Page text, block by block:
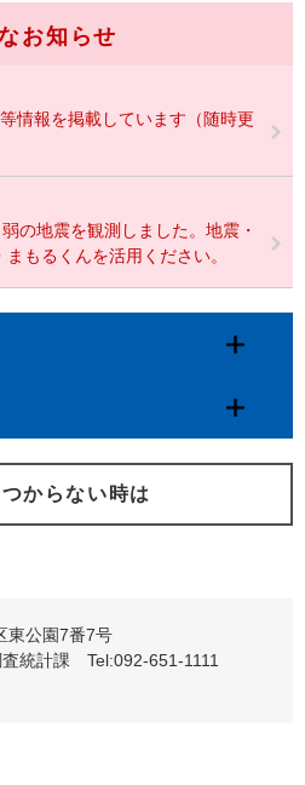
お知らせ
情報を掲載しています（随時更
の地震を観測しました。地震・
もるくんを活用ください。
からない時は
公園7番7号
査統計課 Tel:092-651-1111